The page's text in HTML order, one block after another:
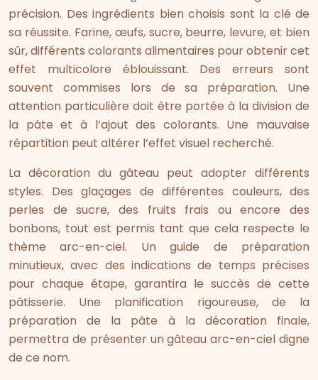
précision. Des ingrédients bien choisis sont la clé de
sa réussite. Farine, œufs, sucre, beurre, levure, et bien
sûr, différents colorants alimentaires pour obtenir cet
effet multicolore éblouissant. Des erreurs sont
souvent commises lors de sa préparation. Une
attention particulière doit être portée à la division de
la pâte et à l’ajout des colorants. Une mauvaise
répartition peut altérer l’effet visuel recherché.
La décoration du gâteau peut adopter différents
styles. Des glaçages de différentes couleurs, des
perles de sucre, des fruits frais ou encore des
bonbons, tout est permis tant que cela respecte le
thème arc-en-ciel. Un guide de préparation
minutieux, avec des indications de temps précises
pour chaque étape, garantira le succès de cette
pâtisserie. Une planification rigoureuse, de la
préparation de la pâte à la décoration finale,
permettra de présenter un gâteau arc-en-ciel digne
de ce nom.